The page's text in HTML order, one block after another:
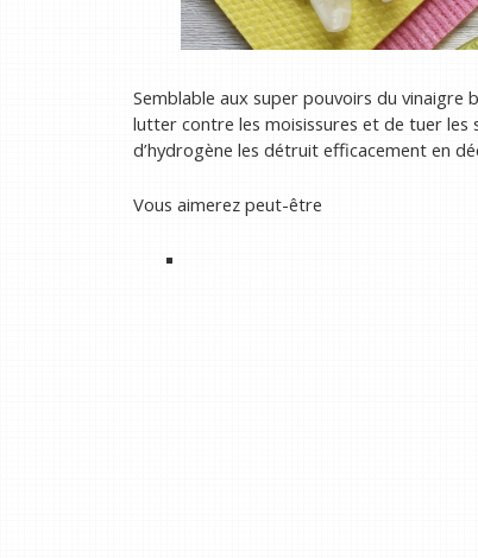
Semblable aux super pouvoirs du vinaigre
lutter contre les moisissures et de tuer les
d’hydrogène les détruit efficacement en
Vous aimerez peut-être